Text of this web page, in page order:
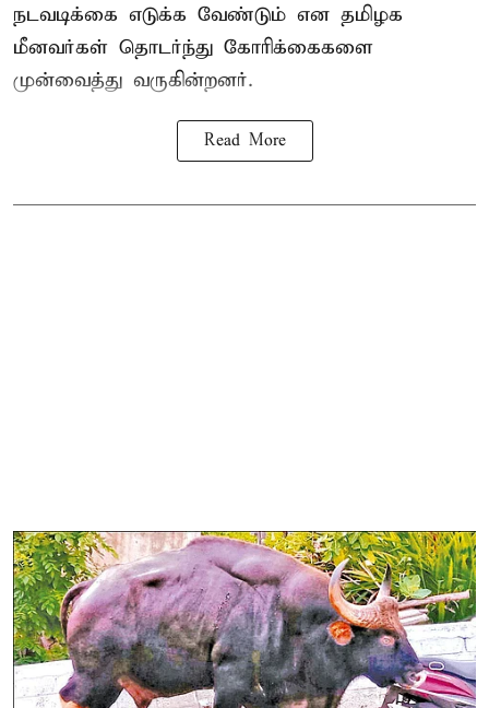
நடவடிக்கை எடுக்க வேண்டும் என தமிழக
மீனவர்கள் தொடர்ந்து கோரிக்கைகளை
முன்வைத்து வருகின்றனர்.
Read More